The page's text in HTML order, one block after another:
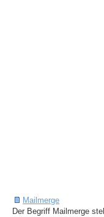
Mailmerge
Der Begriff Mailmerge